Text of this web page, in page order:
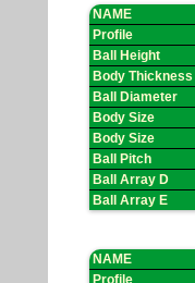
NAME
Profile
Ball Height
Body Thickness
Ball Diameter
Body Size
Body Size
Ball Pitch
Ball Array D
Ball Array E
NAME
Profile